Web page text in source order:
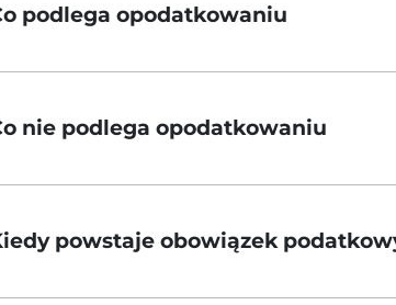
podlega opodatkowaniu
nie podlega opodatkowaniu
powstaje obowiązek